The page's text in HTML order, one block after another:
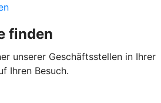
finden
unserer Geschäftsstellen in Ihrer
Ihren Besuch.